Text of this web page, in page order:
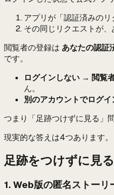
アプリが「認証済みのリ
その同じリクエストが
閲覧者の登録は あなたの認証
です。
ログインしない → 閲覧
ん。
別のアカウントでログ
つまり「足跡つけずに見る」
現実的な答えは4つあります。
足跡をつけずに見
1. Web版の匿名ストーリ